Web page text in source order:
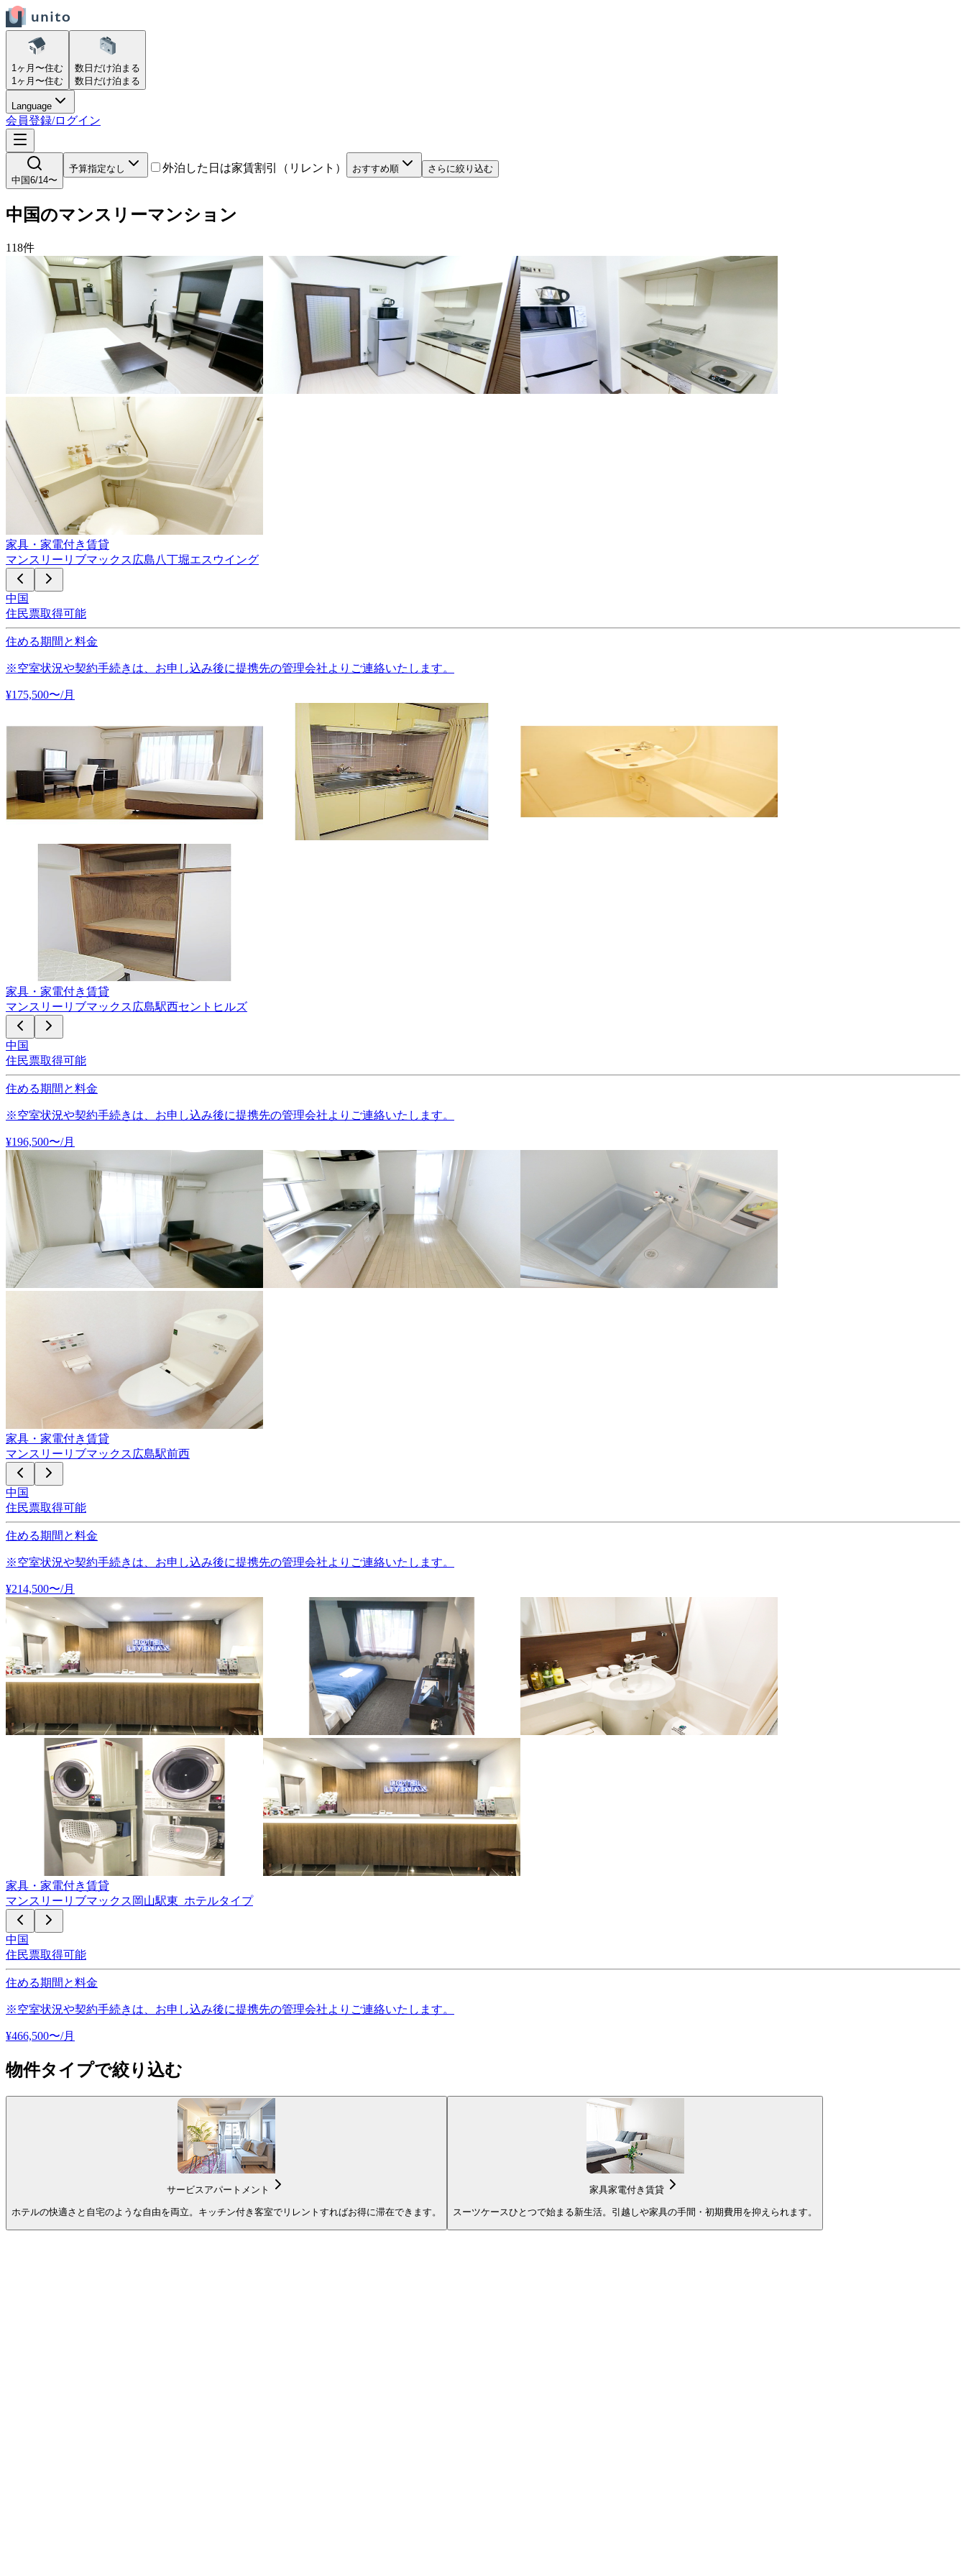
1ヶ月〜住む
1ヶ月〜住む
数日だけ泊まる
数日だけ泊まる
Language
会員登録/ログイン
中国6/14〜
予算指定なし 外泊した日は家賃割引（リレント） おすすめ順 さらに絞り込む
中国のマンスリーマンション
118件
家具・家電付き賃貸
マンスリーリブマックス広島八丁堀エスウイング
中国
住民票取得可能
住める期間と料金
※空室状況や契約手続きは、お申し込み後に提携先の管理会社よりご連絡いたします。
¥175,500〜/月
家具・家電付き賃貸
マンスリーリブマックス広島駅西セントヒルズ
中国
住民票取得可能
住める期間と料金
※空室状況や契約手続きは、お申し込み後に提携先の管理会社よりご連絡いたします。
¥196,500〜/月
家具・家電付き賃貸
マンスリーリブマックス広島駅前西
中国
住民票取得可能
住める期間と料金
※空室状況や契約手続きは、お申し込み後に提携先の管理会社よりご連絡いたします。
¥214,500〜/月
家具・家電付き賃貸
マンスリーリブマックス岡山駅東_ホテルタイプ
中国
住民票取得可能
住める期間と料金
※空室状況や契約手続きは、お申し込み後に提携先の管理会社よりご連絡いたします。
¥466,500〜/月
物件タイプで絞り込む
サービスアパートメント
ホテルの快適さと自宅のような自由を両立。キッチン付き客室でリレントすればお得に滞在できます。
家具家電付き賃貸
スーツケースひとつで始まる新生活。引越しや家具の手間・初期費用を抑えられます。